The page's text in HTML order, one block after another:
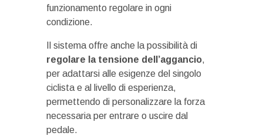
funzionamento regolare in ogni
condizione.
Il sistema offre anche la possibilità di
regolare la tensione dell’aggancio,
per adattarsi alle esigenze del singolo
ciclista e al livello di esperienza,
permettendo di personalizzare la forza
necessaria per entrare o uscire dal
pedale.